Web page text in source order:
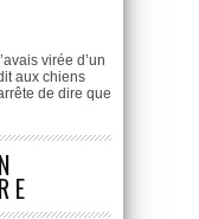
virée d’un
aux chiens
de dire que